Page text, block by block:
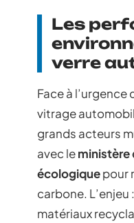
Les
verre
Face à
vitrage
grands acteurs
avec leministère
écologiquepour
carbone. L’enjeu
matériaux